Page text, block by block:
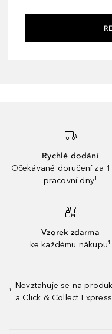
Rychlé dodání
Očekávané doručení za
pracovní dny¹
Vzorek zdarma
ke každému nákupu¹
¹
Nevztahuje se na
a Click & Collect